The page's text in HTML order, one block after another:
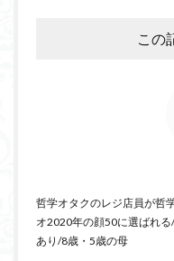
この
哲学オタクのレジ店員が哲
オ2020年の顔50に選ばれる
あり/8歳・5歳の母